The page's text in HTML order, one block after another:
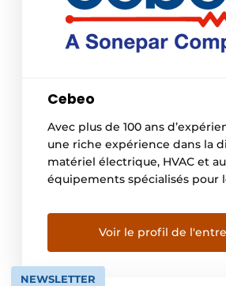
Cebeo
Avec plus de 100 ans
une riche expérience dans la
matériel électrique, HVAC et
équipements spécialisés pour
les entreprises. Lancé à
nous sommes aujourd’hui le
marché belge et opérons
dans tout le pays pour les
Voir le profil de
NEWSLETTER